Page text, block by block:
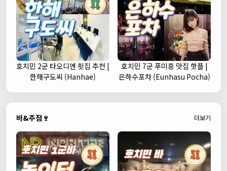
호치민 2군 타오디엔 횟집 추천 |
한해구도씨 (Hanhae)
호치민 7군 푸미흥 맛집 핫플 |
은하수포차 (Eunhasu Pocha)
바&주점🍷 더보기